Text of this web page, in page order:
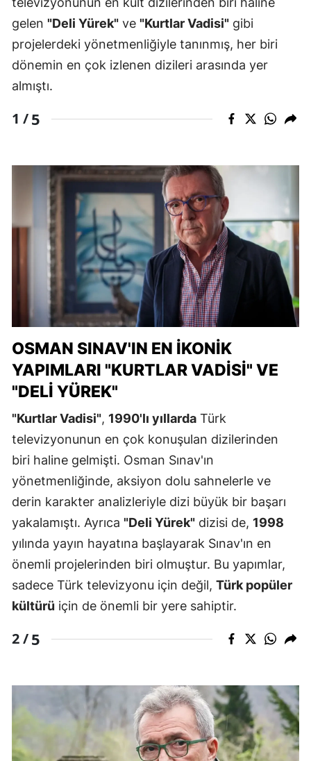
gelen "Deli Yürek" ve "Kurtlar Vadisi" gibi
projelerdeki yönetmenliğiyle tanınmış, her biri
dönemin en çok izlenen dizileri arasında yer
almıştı.
1 /5
OSMAN SINAV'IN EN İKONIK
YAPIMLARI "KURTLAR VADISI" VE
"DELI YÜREK"
"Kurtlar Vadisi", 1990'lı yıllarda Türk
televizyonunun en çok konuşulan dizilerinden
biri haline gelmişti. Osman Sınav'ın
yönetmenliğinde, aksiyon dolu sahnelerle ve
derin karakter analizleriyle dizi büyük bir başarı
yakalamıştı. Ayrıca "Deli Yürek" dizisi de, 1998
yılında yayın hayatına başlayarak Sınav'ın en
önemli projelerinden biri olmuştur. Bu yapımlar,
sadece Türk televizyonu için değil, Türk popüler
kültürü için de önemli bir yere sahiptir.
2 /5